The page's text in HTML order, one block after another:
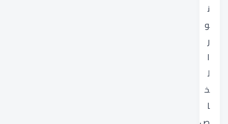
ن
و
ر
ا
ل
خ
ا